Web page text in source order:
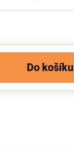
Do košíku